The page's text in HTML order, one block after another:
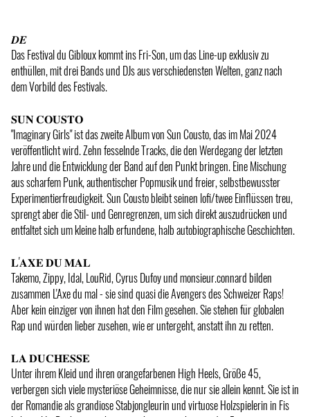
𝑫𝑬
Das Festival du Gibloux kommt ins Fri-Son, um das Line-up exklusiv zu
enthüllen, mit drei Bands und DJs aus verschiedensten Welten, ganz nach
dem Vorbild des Festivals.
𝐒𝐔𝐍 𝐂𝐎𝐔𝐒𝐓𝐎
"Imaginary Girls" ist das zweite Album von Sun Cousto, das im Mai 2024
veröffentlicht wird. Zehn fesselnde Tracks, die den Werdegang der letzten
Jahre und die Entwicklung der Band auf den Punkt bringen. Eine Mischung
aus scharfem Punk, authentischer Popmusik und freier, selbstbewusster
Experimentierfreudigkeit. Sun Cousto bleibt seinen lofi/twee Einflüssen treu,
sprengt aber die Stil- und Genregrenzen, um sich direkt auszudrücken und
entfaltet sich um kleine halb erfundene, halb autobiographische Geschichten.
𝐋'𝐀𝐗𝐄 𝐃𝐔 𝐌𝐀𝐋
Takemo, Zippy, Idal, LouRid, Cyrus Dufoy und monsieur.connard bilden
zusammen L'Axe du mal - sie sind quasi die Avengers des Schweizer Raps!
Aber kein einziger von ihnen hat den Film gesehen. Sie stehen für globalen
Rap und würden lieber zusehen, wie er untergeht, anstatt ihn zu retten.
𝐋𝐀 𝐃𝐔𝐂𝐇𝐄𝐒𝐒𝐄
Unter ihrem Kleid und ihren orangefarbenen High Heels, Größe 45,
verbergen sich viele mysteriöse Geheimnisse, die nur sie allein kennt. Sie ist in
der Romandie als grandiose Stabjongleurin und virtuose Holzspielerin in Fis